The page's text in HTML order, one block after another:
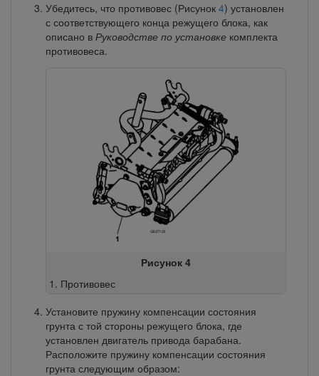
Убедитесь, что противовес (Рисунок 4) установлен
с соответствующего конца режущего блока, как
описано в Руководстве по установке комплекта
противовеса.
Рисунок 4
Противовес
Установите пружину компенсации состояния
грунта с той стороны режущего блока, где
установлен двигатель привода барабана.
Расположите пружину компенсации состояния
грунта следующим образом: